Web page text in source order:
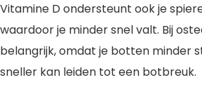
Vitamine D ondersteunt ook je
waardoor je minder snel valt. Bij
belangrijk, omdat je botten minder
sneller kan leiden tot een botbreuk.